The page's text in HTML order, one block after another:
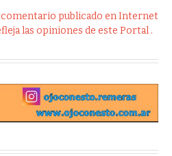
comentario publicado en Internet
las opiniones de este Portal .